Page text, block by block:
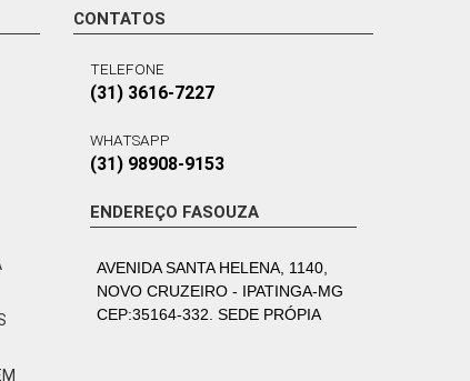
CONTATOS
TELEFONE
(31) 3616-7227
WHATSAPP
(31) 98908-9153
ENDEREÇO FASOUZA
AVENIDA SANTA HELENA, 1140,
NOVO CRUZEIRO - IPATINGA-MG
CEP:35164-332. SEDE PRÓPIA